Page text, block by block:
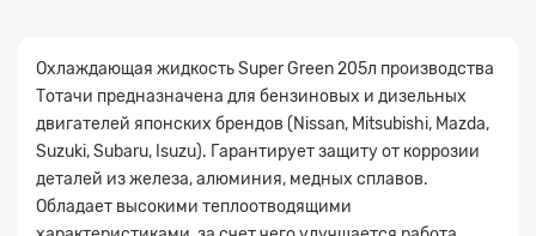
Охлаждающая жидкость Super Green 205л производства
Тотачи предназначена для бензиновых и дизельных
двигателей японских брендов (Nissan, Mitsubishi, Mazda,
Suzuki, Subaru, Isuzu). Гарантирует защиту от коррозии
деталей из железа, алюминия, медных сплавов.
Обладает высокими теплоотводящими